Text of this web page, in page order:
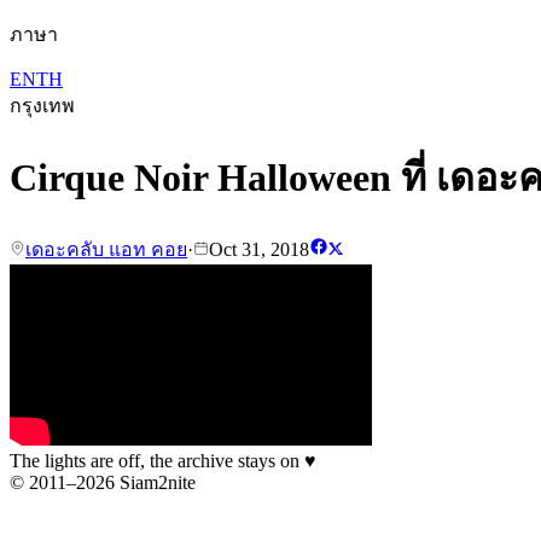
ภาษา
ENTH
กรุงเทพ
Cirque Noir Halloween ที่ เดอ
เดอะคลับ แอท คอย· Oct 31, 2018
The lights are off, the archive stays on ♥
© 2011–2026 Siam2nite